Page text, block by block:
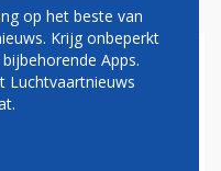
op het beste van
Krijg onbeperkt
Apps.
Luchtvaartnieuws